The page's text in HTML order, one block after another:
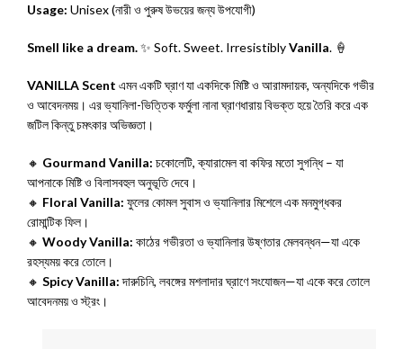
Usage: Unisex (নারী ও পুরুষ উভয়ের জন্য উপযোগী)
Smell like a dream.✨ Soft. Sweet. IrresistiblyVanilla. 🍦
VANILLA Scent এমন একটি ঘ্রাণ যা একদিকে মিষ্টি ও আরামদায়ক, অন্যদিকে গভীর
ও আবেদনময়। এর ভ্যানিলা-ভিত্তিক ফর্মুলা নানা ঘ্রাণধারায় বিভক্ত হয়ে তৈরি করে এক
জটিল কিন্তু চমৎকার অভিজ্ঞতা।
🔸 Gourmand Vanilla: চকোলেটি, ক্যারামেল বা কফির মতো সুগন্ধি – যা
আপনাকে মিষ্টি ও বিলাসবহুল অনুভূতি দেবে।
🔸 Floral Vanilla: ফুলের কোমল সুবাস ও ভ্যানিলার মিশেলে এক মনমুগ্ধকর
রোমান্টিক ফিল।
🔸 Woody Vanilla: কাঠের গভীরতা ও ভ্যানিলার উষ্ণতার মেলবন্ধন—যা একে
রহস্যময় করে তোলে।
🔸 Spicy Vanilla:দারুচিনি, লবঙ্গের মশলাদার ঘ্রাণে সংযোজন—যা একে করে তোলে
আবেদনময় ও স্ট্রং।